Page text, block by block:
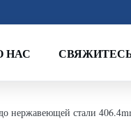
НАС
нержавеющей стали